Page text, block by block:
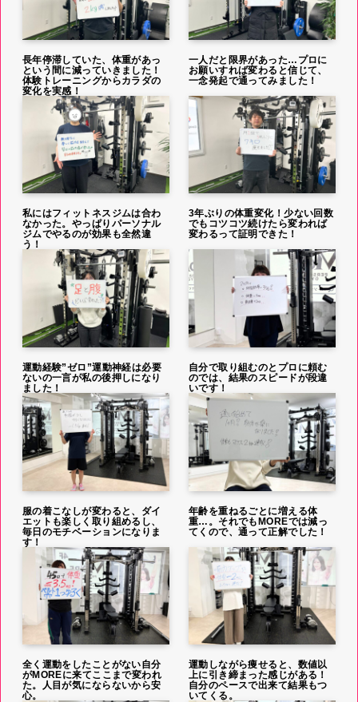
長年停滞していた、体重があっ
という間に減っていきました！
体験トレーニングからカラダの
変化を実感！
一人だと限界があった…プロに
お願いすれば変わると信じて、
一念発起で通ってみました！
私にはフィットネスジムは合わ
なかった。やっぱりパーソナル
ジムでやるのが効果も全然違
う！
3年ぶりの体重変化！少ない回数
でもコツコツ続けたら変われば
変わるって証明できた！
運動経験”ゼロ”運動神経は必要
ないの一言が私の後押しになり
ました！
自分で取り組むのとプロに頼む
のでは、結果のスピードが段違
いです！
服の着こなしが変わると、ダイ
エットも楽しく取り組めるし、
毎日のモチベーションになりま
す！
年齢を重ねるごとに増える体
重…。それでもMOREでは減っ
てくので、通って正解でした！
全く運動をしたことがない自分
がMOREに来てここまで変われ
た。人目が気にならないから安
心。
運動しながら痩せると、数値以
上に引き締まった感じがある！
自分のペースで出来て結果もつ
いてくる。